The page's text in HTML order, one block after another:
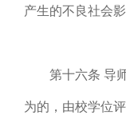
产生的不良社会
第十六条 导
为的，由校学位